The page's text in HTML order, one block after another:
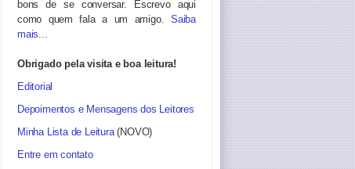
bons de se conversar. Escrevo aqui
como quem fala a um amigo. Saiba
mais...
Obrigado pela visita e boa leitura!
Editorial
Depoimentos e Mensagens dos Leitores
Minha Lista de Leitura(NOVO)
Entre em contato